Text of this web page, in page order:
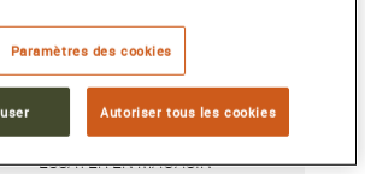
moyen de livraison : 5 jour(s)
AJOUTER AU PANIER
ESSAYER EN MAGASIN
Paramètres des cookies
Autoriser tous les cookies